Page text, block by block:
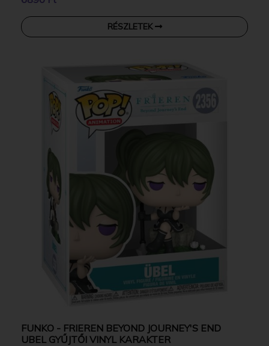
RÉSZLETEK
FUNKO - FRIEREN BEYOND JOURNEY'S END
UBEL GYŰJTŐI VINYL KARAKTER